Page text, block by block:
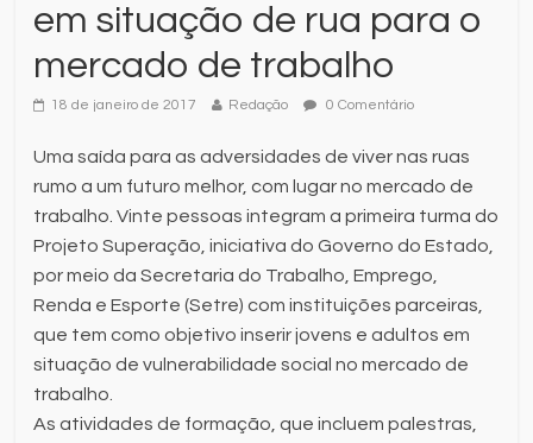
em situação de rua para o
mercado de trabalho
18 de janeiro de 2017 Redação 0 Comentário
Uma saída para as adversidades de viver nas ruas
rumo a um futuro melhor, com lugar no mercado de
trabalho. Vinte pessoas integram a primeira turma do
Projeto Superação, iniciativa do Governo do Estado,
por meio da Secretaria do Trabalho, Emprego,
Renda e Esporte (Setre) com instituições parceiras,
que tem como objetivo inserir jovens e adultos em
situação de vulnerabilidade social no mercado de
trabalho.
As atividades de formação, que incluem palestras,